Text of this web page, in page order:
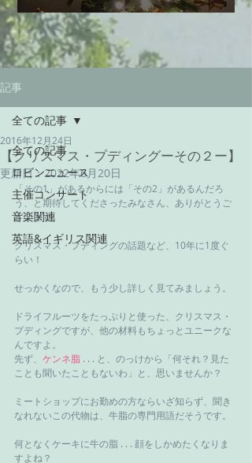
記事
全ての記事
ロビンニュース
主催コンサート
音楽関連
英語&イギリス関連
全ての記事
【クリスマス・プディングーその２ー】
2016年12月24日
更新日：2022年6月20日
「その1」があるからには「その2」があるんだろ
う、と期待してくださったみなさん、ありがとうご
ざいます。
クリスマス・プディングの話題など、10年に1度ぐ
らい！
せっかくなので、もう少し詳しく見てみましょう。
ドライフルーツをたっぷりと使った、クリスマス・
プディングですが、他の材料もちょっとユニークな
んですよ。
先ず、 ケンネ脂 . . . と、のっけから「何それ？見た
ことも聞いたこともないわ」と、思いませんか？
ミートショップにお勤めの方ならいざ知らず、聞き
なれないこの代物は、牛脂の専門用語だそうです。
何となくケーキに牛の脂 . . . 顔をしかめたくなりま
すよね？